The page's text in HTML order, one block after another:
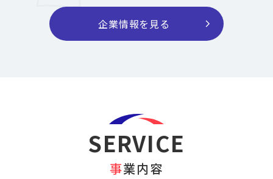
企業情報を見る chevron_right
SERVICE
事業内容